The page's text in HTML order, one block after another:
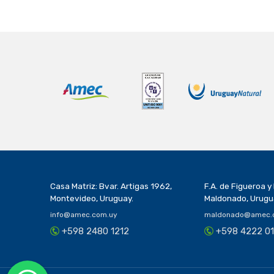
Casa Matriz: Bvar. Artigas 1962,
Montevideo, Uruguay.
info@amec.com.uy
+598 2480 1212
F.A. de Figueroa
Maldonado,
+598 4222